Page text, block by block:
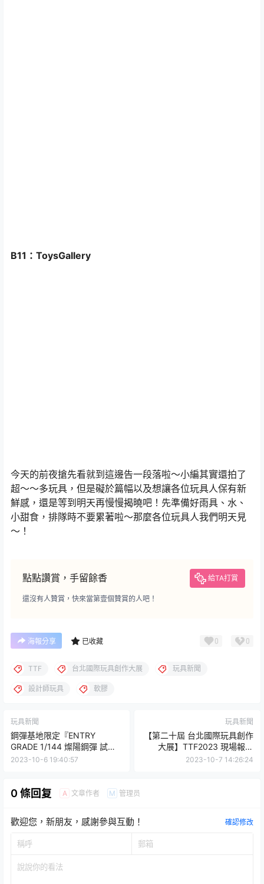
B11：ToysGallery
今天的前夜搶先看就到這邊告一段落啦～小編其實還拍了
超～～多玩具，但是礙於篇幅以及想讓各位玩具人保有新
鮮感，還是等到明天再慢慢揭曉吧！先準備好雨具、水、
小甜食，排隊時不要累著啦～那麼各位玩具人我們明天見
～！
點點讚賞，手留餘香 給TA打賞
還沒有人贊賞，快來當第壹個贊賞的人吧！
海報分享 已收藏 0 0
TTF 台北國際玩具創作大展 玩具新聞
設計師玩具 軟膠
玩具新聞
鋼彈基地限定『ENTRY
GRADE 1/144 燦陽鋼彈 試作
壹型』再現初登場藍白配色！
2023-10-6 19:40:57
玩具新聞
【第二十屆 台北國際玩具創作
大展】TTF2023 現場報導
PART 2
2023-10-7 14:26:24
0 條回复 A 文章作者 M 管理员
歡迎您，新朋友，感謝參與互動！ 確認修改